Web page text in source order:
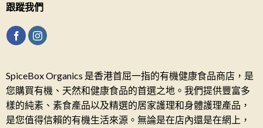
跟蹤我們
SpiceBox Organics 是香港首屈一指的有機健康食品商店，是
您購買有機、天然和健康食品的首選之地。我們提供豐富多
樣的純素、素食產品以及精選的居家護理和身體護理產品，
是您值得信賴的有機生活來源。無論是在店內還是在網上，